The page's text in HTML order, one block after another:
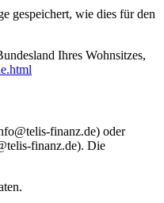
gespeichert, wie dies für den
Ihres Wohnsitzes,
finanz.de) oder
finanz.de). Die